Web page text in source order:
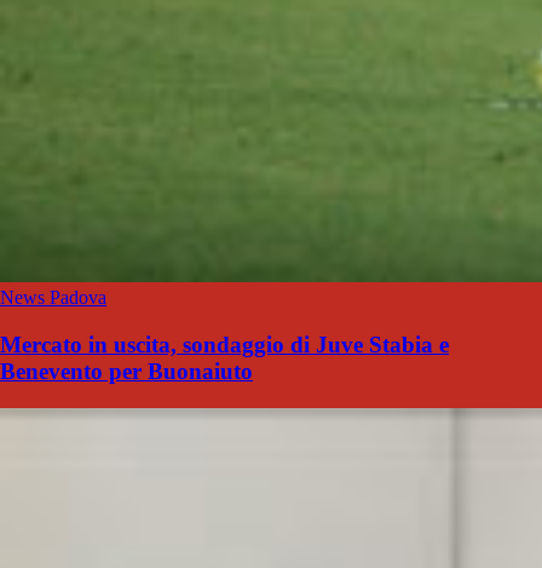
News Padova
Mercato in uscita, sondaggio di Juve Stabia e
Benevento per Buonaiuto